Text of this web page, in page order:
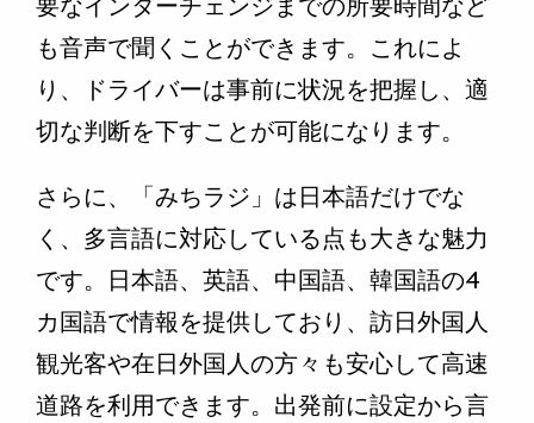
も音声で聞くことができます。これによ
り、ドライバーは事前に状況を把握し、適
切な判断を下すことが可能になります。
さらに、「みちラジ」は日本語だけでな
く、多言語に対応している点も大きな魅力
です。日本語、英語、中国語、韓国語の4
カ国語で情報を提供しており、訪日外国人
観光客や在日外国人の方々も安心して高速
道路を利用できます。出発前に設定から言